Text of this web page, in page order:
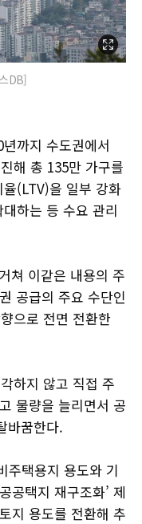
DB]
까지 수도권에서
해 총 135만 가구를
(LTV)을 일부 강화
하는 등 수요 관리
쳐 이같은 내용의 주
공급의 주요 수단인
으로 전면 전환한
하지 않고 직접 주
물량을 늘리면서 공
바꿈한다.
주택용지 용도와 기
공택지 재구조화’ 제
지 용도를 전환해 추